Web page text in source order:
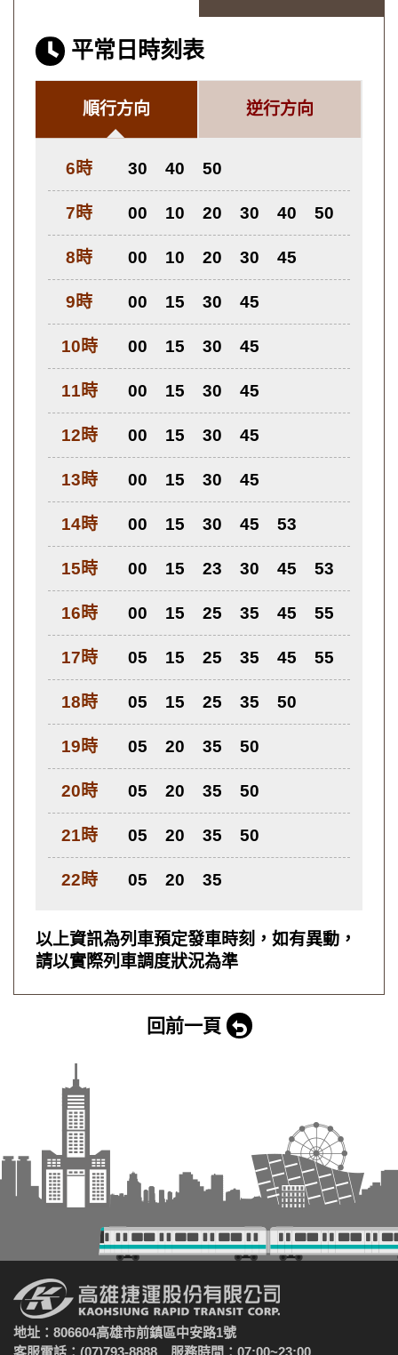
平常日時刻表
順行方向 逆行方向
6時 30 40 50
7時 00 10 20 30 40 50
8時 00 10 20 30 45
9時 00 15 30 45
10時 00 15 30 45
11時 00 15 30 45
12時 00 15 30 45
13時 00 15 30 45
14時 00 15 30 45 53
15時 00 15 23 30 45 53
16時 00 15 25 35 45 55
17時 05 15 25 35 45 55
18時 05 15 25 35 50
19時 05 20 35 50
20時 05 20 35 50
21時 05 20 35 50
22時 05 20 35
以上資訊為列車預定發車時刻，如有異動，
請以實際列車調度狀況為準
回前一頁
地址：806604高雄市前鎮區中安路1號
客服電話：(07)793-8888 服務時間：07:00~23:00